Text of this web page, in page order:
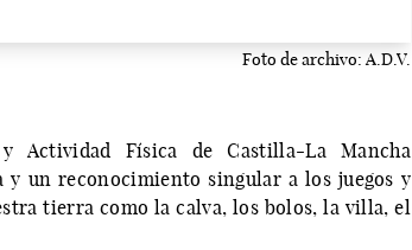
Foto de archivo: A.D.V.
Actividad Física de Castilla-La Mancha
un reconocimiento singular a los juegos y
tierra como la calva, los bolos, la villa, el